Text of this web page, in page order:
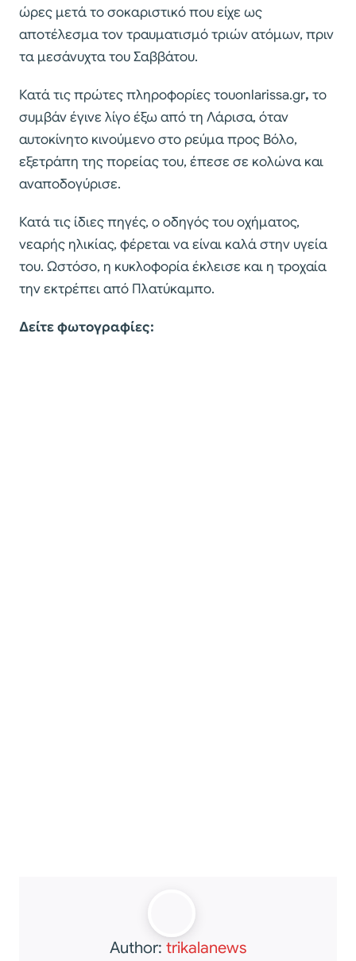
ώρες μετά το σοκαριστικό που είχε ως
αποτέλεσμα τον τραυματισμό τριών ατόμων, πριν
τα μεσάνυχτα του Σαββάτου.
Κατά τις πρώτες πληροφορίες τουonlarissa.gr, το
συμβάν έγινε λίγο έξω από τη Λάρισα, όταν
αυτοκίνητο κινούμενο στο ρεύμα προς Βόλο,
εξετράπη της πορείας του, έπεσε σε κολώνα και
αναποδογύρισε.
Κατά τις ίδιες πηγές, ο οδηγός του οχήματος,
νεαρής ηλικίας, φέρεται να είναι καλά στην υγεία
του. Ωστόσο, η κυκλοφορία έκλεισε και η τροχαία
την εκτρέπει από Πλατύκαμπο.
Δείτε φωτογραφίες:
Author: trikalanews